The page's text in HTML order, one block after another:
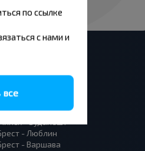
- Барановичи
- Люблин
- Варшава
по ссылке
с нами и
все